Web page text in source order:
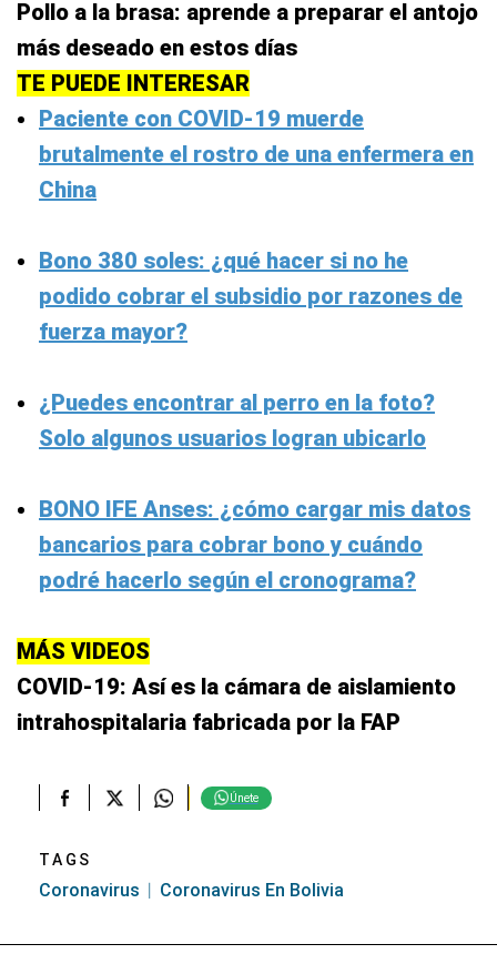
Pollo a la brasa: aprende a preparar el antojo
más deseado en estos días
TE PUEDE INTERESAR
Paciente con COVID-19 muerde
brutalmente el rostro de una enfermera en
China
Bono 380 soles: ¿qué hacer si no he
podido cobrar el subsidio por razones de
fuerza mayor?
¿Puedes encontrar al perro en la foto?
Solo algunos usuarios logran ubicarlo
BONO IFE Anses: ¿cómo cargar mis datos
bancarios para cobrar bono y cuándo
podré hacerlo según el cronograma?
MÁS VIDEOS
COVID-19: Así es la cámara de aislamiento
intrahospitalaria fabricada por la FAP
Únete
TAGS
Coronavirus Coronavirus En Bolivia